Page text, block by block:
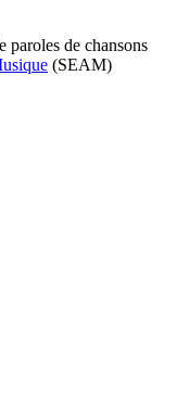
paroles de chansons
(SEAM)